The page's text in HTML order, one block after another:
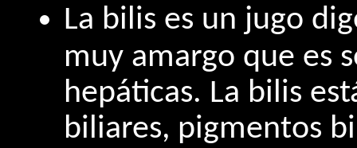
La bilis es un jugo
muy amargo que es
hepáticas. La bilis
biliares, pigmentos